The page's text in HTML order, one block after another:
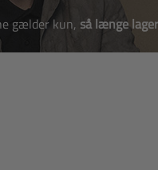
gælder kun, så længe